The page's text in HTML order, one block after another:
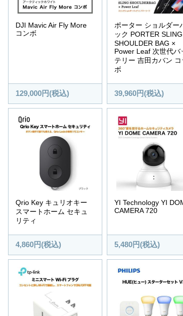
DJI Mavic Air Fly More
コンボ
129,000円(税込)
ポーター ショルダー
ック PORTER SLING
SHOULDER BAG ×
Power Leaf 次世代バ
テリー 吉田カバン コ
ボ
39,960円(税込)
Qrio Key キュリオキー
スマートホーム セキュ
リティ
4,860円(税込)
YI Technology YI
CAMERA 720
5,480円(税込)